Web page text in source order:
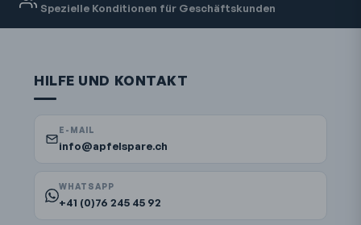
Spezielle Konditionen für Geschäftskunden
HILFE UND KONTAKT
E-MAIL
info@apfelspare.ch
WHATSAPP
+41 (0)76 245 45 92